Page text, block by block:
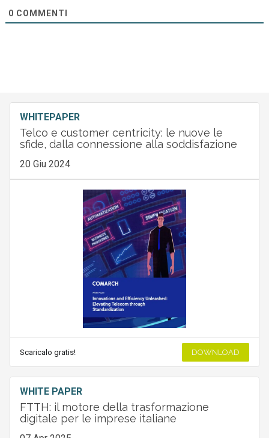
0 COMMENTI
WHITEPAPER
Telco e customer centricity: le nuove le
sfide, dalla connessione alla soddisfazione
20 Giu 2024
Scaricalo gratis! DOWNLOAD
WHITE PAPER
FTTH: il motore della trasformazione
digitale per le imprese italiane